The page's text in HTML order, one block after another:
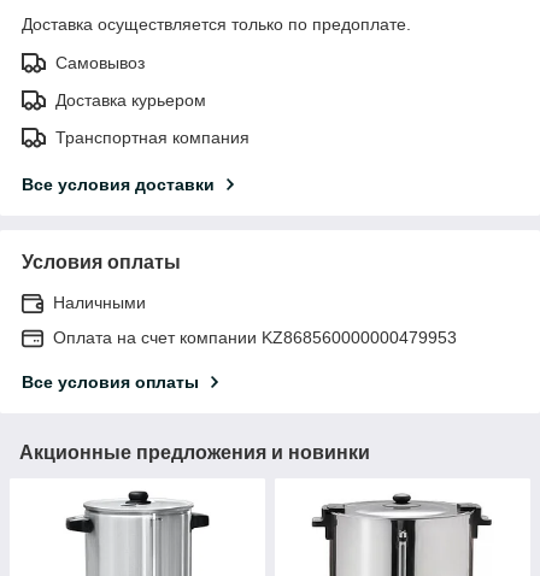
Доставка осуществляется только по предоплате.
Самовывоз
Доставка курьером
Транспортная компания
Все условия доставки
Условия оплаты
Наличными
Оплата на счет компании KZ868560000000479953
Все условия оплаты
Акционные предложения и новинки